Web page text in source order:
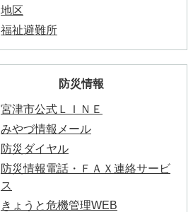
地区
福祉避難所
防災情報
宮津市公式ＬＩＮＥ
みやづ情報メール
防災ダイヤル
防災情報電話・ＦＡＸ連絡サービ
ス
きょうと危機管理WEB